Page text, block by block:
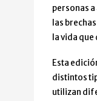
personas
las
la vida que
Esta
distintos
utilizan